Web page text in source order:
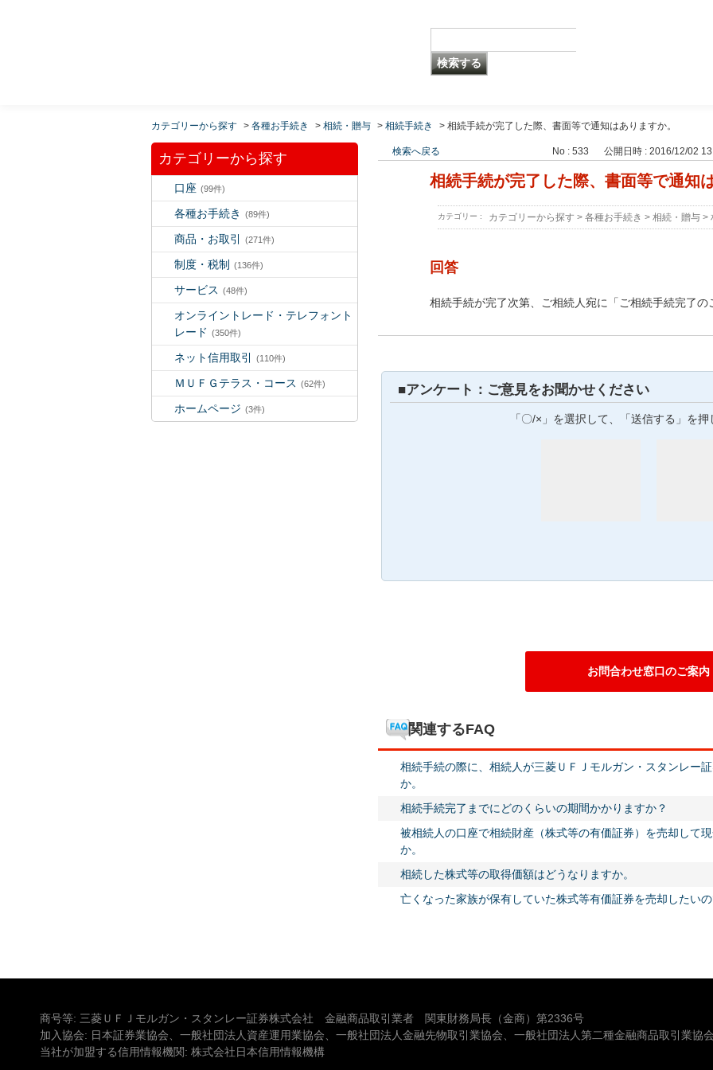
カテゴリーから探す > 各種お手続き > 相続・贈与 > 相続手続き > 相続手続が完了した際、書面等で通知はありますか。
カテゴリーから探す
口座 (99件)
各種お手続き (89件)
商品・お取引 (271件)
制度・税制 (136件)
サービス (48件)
オンライントレード・テレフォント
レード (350件)
ネット信用取引 (110件)
ＭＵＦＧテラス・コース (62件)
ホームページ (3件)
検索へ戻る No : 533 公開日時 : 2016/12/02
相続手続が完了した際、書面等で通知
カテゴリー : カテゴリーから探す > 各種お手続き > 相続・贈与>
回答
相続手続が完了次第、ご相続人宛に「ご相続手続完了の
■アンケート：ご意見をお聞かせください
「〇/×」を選択して、「送信する」を押
お問合わせ窓口のご案内
関連するFAQ
相続手続の際に、相続人が三菱ＵＦＪモルガン・スタンレー
か。
相続手続完了までにどのくらいの期間かかりますか？
被相続人の口座で相続財産（株式等の有価証券）を売却して
か。
相続した株式等の取得価額はどうなりますか。
亡くなった家族が保有していた株式等有価証券を売却したい
商号等: 三菱ＵＦＪモルガン・スタンレー証券株式会社 金融商品取引業者 関東財務局長（金商）第2336号
加入協会: 日本証券業協会、一般社団法人資産運用業協会、一般社団法人金融先物取引業協会、一般社団法人第二種金融商品取引業協
当社が加盟する信用情報機関: 株式会社日本信用情報機構